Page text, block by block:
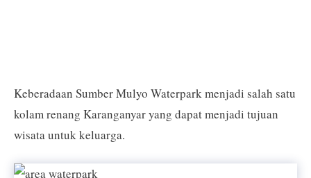
Keberadaan Sumber Mulyo Waterpark menjadi salah satu
kolam renang Karanganyar yang dapat menjadi tujuan
wisata untuk keluarga.